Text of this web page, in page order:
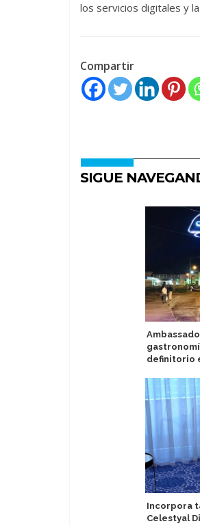
los servicios digitales y
Compartir
SIGUE
definitorio
Incorpora
Celestyal